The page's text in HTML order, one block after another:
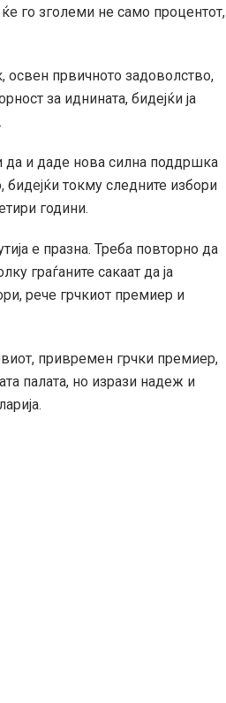
го зголеми не само процентот,
првичното задоволство,
за иднината, бидејќи ја
да и даде нова силна поддршка
токму следните избори
години.
е празна. Треба повторно да
граѓаните сакаат да ја
рече грчкиот премиер и
привремен грчки премиер,
палата, но изрази надеж и